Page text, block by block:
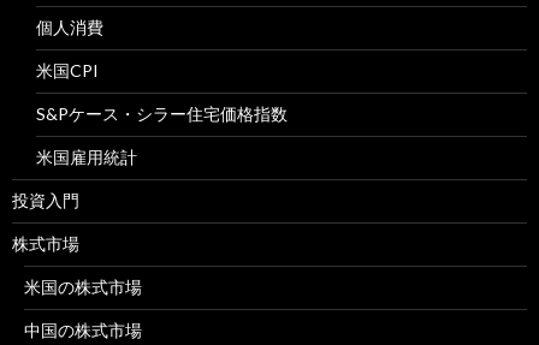
個人消費
米国CPI
S&Pケース・シラー住宅価格指数
米国雇用統計
投資入門
株式市場
米国の株式市場
中国の株式市場